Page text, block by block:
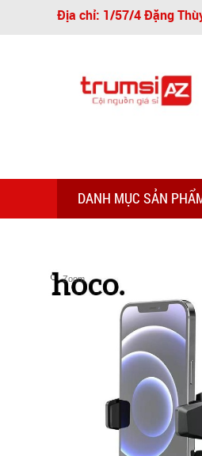
Địa chỉ: 1/57/4 Đặng
DANH MỤC SẢN
Zoom